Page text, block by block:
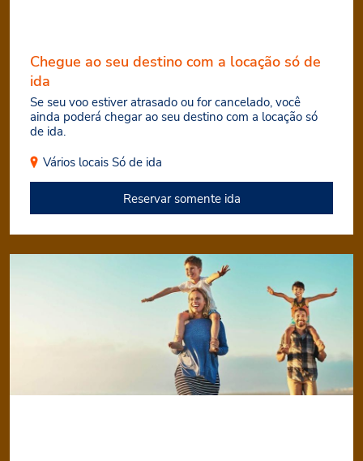
Chegue ao seu destino com a locação só de
ida
Se seu voo estiver atrasado ou for cancelado, você
ainda poderá chegar ao seu destino com a locação só
de ida.
Vários locais Só de ida
Reservar somente ida